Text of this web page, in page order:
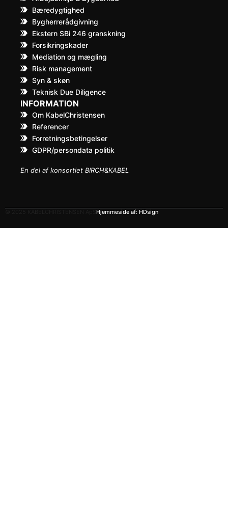
Bæredygtighed
Bygherrerådgivning
Ekstern SBi 246 granskning
Forsikringskader
Mediation og mægling
Risk management
Syn & skøn
Teknisk Due Diligence
INFORMATION
Om KabelChristensen
Referencer
Forretningsbetingelser
GDPR/persondata politik
En del af konsortiet BIRCH&KABEL
Hjemmeside af: HDsign